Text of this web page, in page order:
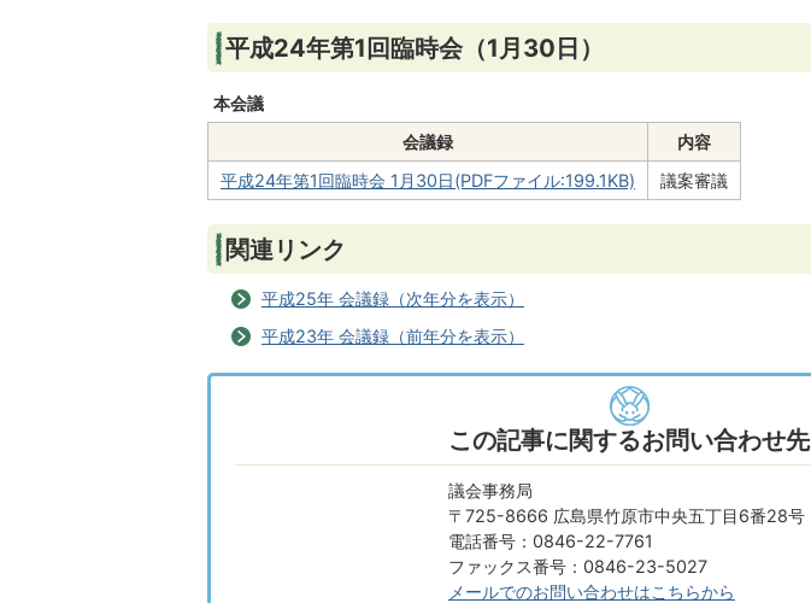
平成24年第1回臨時会（1月30日）
本会議
会議録
内容
平成24年第1回臨時会 1月30日(PDFファイル:199.1KB)
議案審議
関連リンク
平成25年 会議録（次年分を表示）
平成23年 会議録（前年分を表示）
この記事に関するお問い合わせ先
議会事務局
〒725-8666 広島県竹原市中央五丁目6番28号
電話番号：0846-22-7761
ファックス番号：0846-23-5027
メールでのお問い合わせはこちらから